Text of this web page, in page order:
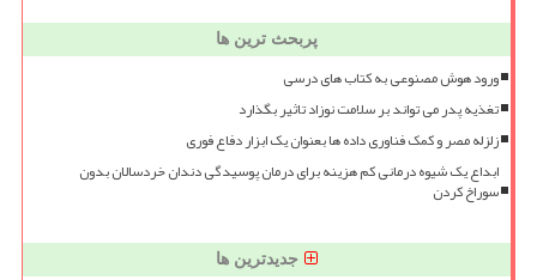
پربحث ترین ها
ورود هوش مصنوعی به کتاب های درسی
تغذیه پدر می تواند بر سلامت نوزاد تاثیر بگذارد
زلزله مصر و کمک فناوری داده ها بعنوان یک ابزار دفاع فوری
ابداع یک شیوه درمانی کم هزینه برای درمان پوسیدگی دندان خردسالان بدون
سوراخ کردن
جدیدترین ها